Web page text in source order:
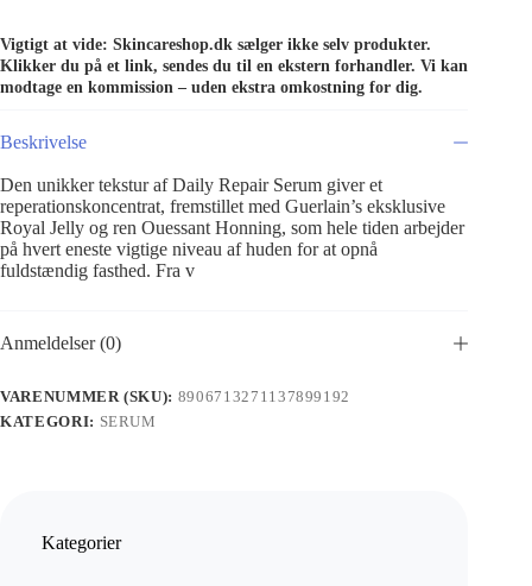
Vigtigt at vide: Skincareshop.dk sælger ikke selv produkter.
Klikker du på et link, sendes du til en ekstern forhandler. Vi kan
modtage en kommission – uden ekstra omkostning for dig.
Beskrivelse
Den unikker tekstur af Daily Repair Serum giver et
reperationskoncentrat, fremstillet med Guerlain’s eksklusive
Royal Jelly og ren Ouessant Honning, som hele tiden arbejder
på hvert eneste vigtige niveau af huden for at opnå
fuldstændig fasthed. Fra v
Anmeldelser (0)
VARENUMMER (SKU): 8906713271137899192
KATEGORI: SERUM
Kategorier